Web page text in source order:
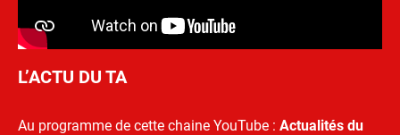
L’ACTU DU TA
Au programme de cette chaine YouTube : Actualités du